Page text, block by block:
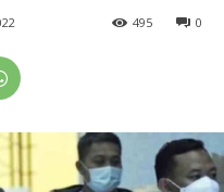
0
495